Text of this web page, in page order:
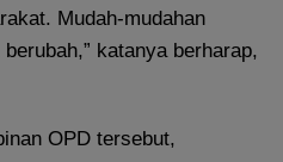
Mudah-mudahan
katanya berharap,
OPD tersebut,